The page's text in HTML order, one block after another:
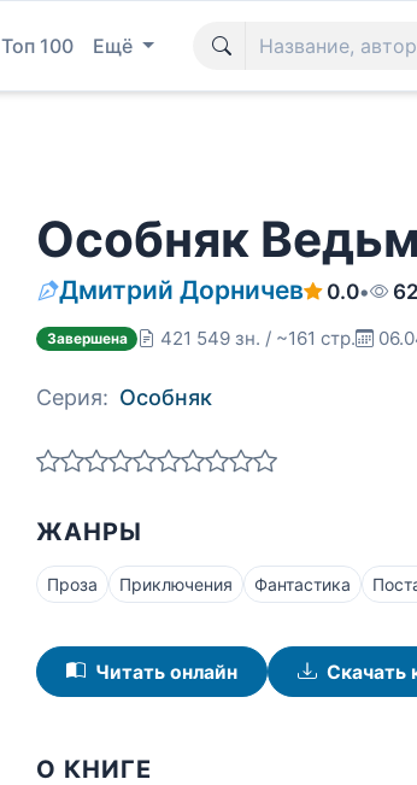
Топ 100 Ещё
Особняк
Дмитрий Дорничев 0.0•
Завершена 421 549 зн. / ~161 стр.
Серия: Особняк
ЖАНРЫ
Проза Приключения Фантастика
Читать онлайн Скачать
О КНИГЕ